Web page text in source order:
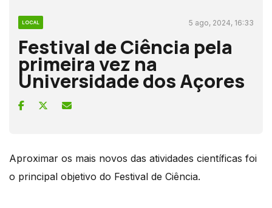
LOCAL 5 ago, 2024, 16:33
Festival de Ciência pela
primeira vez na
Universidade dos Açores
Aproximar os mais novos das atividades científicas foi
o principal objetivo do Festival de Ciência.